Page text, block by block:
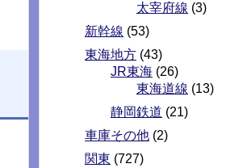
太宰府線 (3)
新幹線 (53)
東海地方 (43)
JR東海 (26)
東海道線 (13)
静岡鉄道 (21)
車庫その他 (2)
関東 (727)